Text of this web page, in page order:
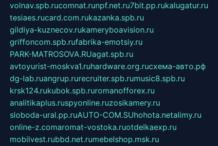
volnav.spb.rucomnat.runpf.net.ru7bit.pp.rukalugatur.ru
tesiaes.rucard.com.rukazanka.spb.ru
gildiya-kuznecov.rukameryboavision.ru
griffoncom.spb.rufabrika-emotsiy.ru
PARK-MATROSOVA.RUagat.spb.ru
avtoyurist-moskva1.ruhardware.org.ruсхема-авто.рф
dg-lab.ruangrup.rurecruiter.spb.rumusic8.spb.ru
krsk124.rukubok.spb.ruromanofforex.ru
analitikaplus.ruspyonline.ruzosikamery.ru
sloboda-ural.pp.ruAUTO-COM.SUhohota.netalimy.ru
online-z.comaromat-vostoka.ruotdelkaexp.ru
mobilvest.rubbd.net.rumebelshop.msk.ru